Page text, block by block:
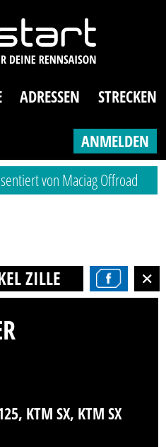
ADRESSEN STRECKEN
ANMELDEN
von Maciag Offroad
ZILLER
KTM SX, KTM SX